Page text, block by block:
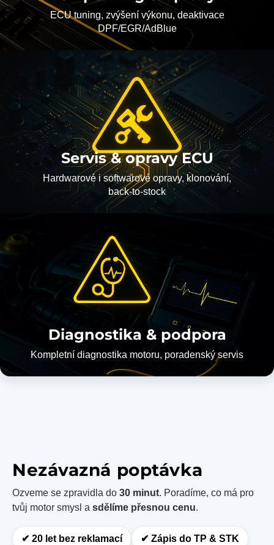
ECU tuning, zvýšení výkonu, deaktivace
DPF/EGR/AdBlue
Servis & opravy ECU
Hardwarové i softwarové opravy, klonování,
back-to-stock
Diagnostika & podpora
Kompletní diagnostika motoru, poradenský servis
Nezávazná poptávka
Ozveme se zpravidla do 30 minut. Poradíme, co má pro
tvůj motor smysl a sdělíme přesnou cenu.
✔︎ 20 let bez reklamací ✔︎ Zápis do TP & STK